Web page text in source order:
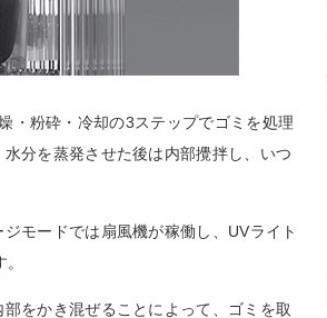
・粉砕・冷却の3ステップでゴミを処理
分を蒸発させた後は内部攪拌し、いつ
モードでは扇風機が稼働し、UVライト
をかき混ぜることによって、ゴミを取